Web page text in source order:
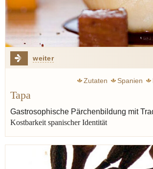
weiter
Zutaten Spanien
Tapa
Gastrosophische Pärchenbildung mit
Kostbarkeit spanischer Identität